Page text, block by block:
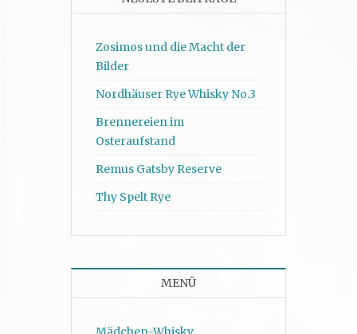
Zosimos und die Macht der
Bilder
Nordhäuser Rye Whisky No.3
Brennereien im
Osteraufstand
Remus Gatsby Reserve
Thy Spelt Rye
MENÜ